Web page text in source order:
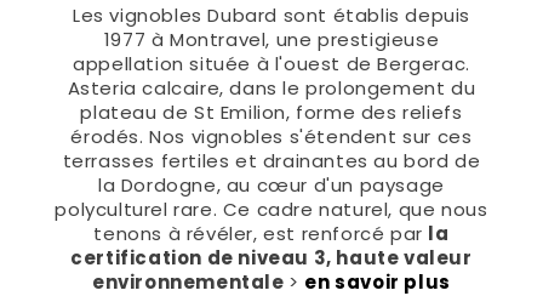
Les vignobles Dubard sont établis depuis
1977 à Montravel, une prestigieuse
appellation située à l'ouest de Bergerac.
Asteria calcaire, dans le prolongement du
plateau de St Emilion, forme des reliefs
érodés. Nos vignobles s'étendent sur ces
terrasses fertiles et drainantes au bord de
la Dordogne, au cœur d'un paysage
polyculturel rare. Ce cadre naturel, que nous
tenons à révéler, est renforcé par la
certification de niveau 3, haute valeur
environnementale > en savoir plus